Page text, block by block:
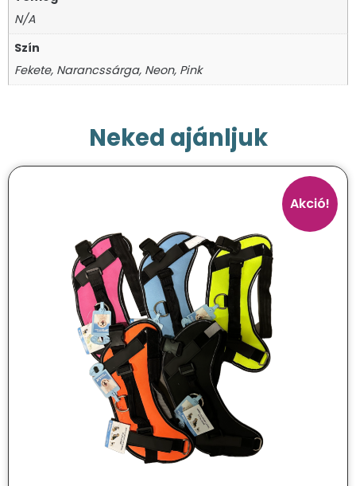
N/A
Szín
Fekete, Narancssárga, Neon, Pink
Neked ajánljuk
Akció!